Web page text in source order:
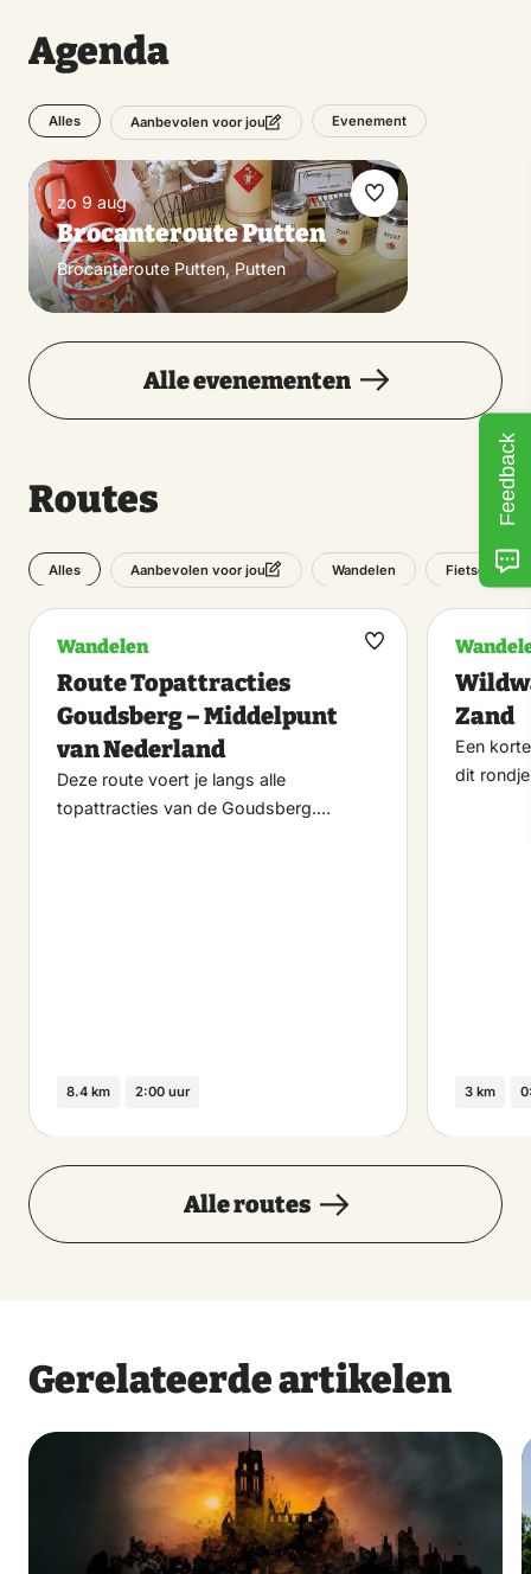
Agenda
Alles Aanbevolen voor jou Evenement
zo 9 aug
Brocanteroute Putten
Brocanteroute Putten, Putten
Maak
favoriet
Alle evenementen
Routes
Alles Aanbevolen voor jou Wandelen Fietsen
Wandelen
Route Topattracties
Goudsberg – Middelpunt
van Nederland
Deze route voert je langs alle
topattracties van de Goudsberg.…
8.4 km 2:00 uur
Maak
Zand
Een
dit
3 km
Alle routes
Gerelateerde artikelen
Feedback